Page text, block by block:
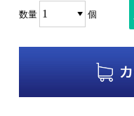
数量 個